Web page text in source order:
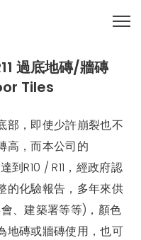
過底地磚/牆磚
Tiles
部，即使少許崩裂也不
高，而本公司的
R10 / R11，經政府認
的化驗報告，多年來供
、建築署等等)，顏色
地磚或牆磚使用，也可